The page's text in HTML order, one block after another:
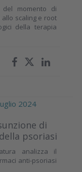
del momento di
scaling e root
della terapia
2024
di
psoriasi
analizza il
anti-psoriasi